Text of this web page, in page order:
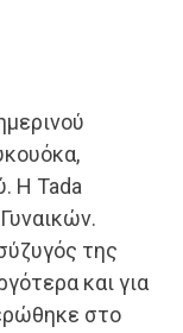
Η Tada
της
και για
στο